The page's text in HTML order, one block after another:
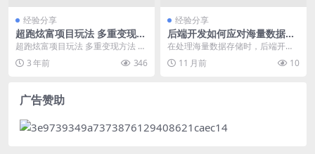
经验分享
超跑炫富项目玩法 多重变现方
法 玩法无私分享给你
超跑炫富项目玩法 多重变现方法 玩
法无私分享给你
3 年前 346
经验分享
后端开发如何应对海量数据存
储 – 突出性能优化
在处理海量数据存储时，后端开发
人员面临着严峻的性能挑战。为了
确保系统的高效运行，...
11 月前 10
广告赞助